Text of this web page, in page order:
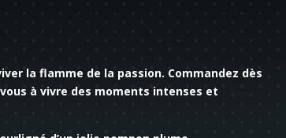
la flamme de la passion. Commandez dès
à vivre des moments intenses et